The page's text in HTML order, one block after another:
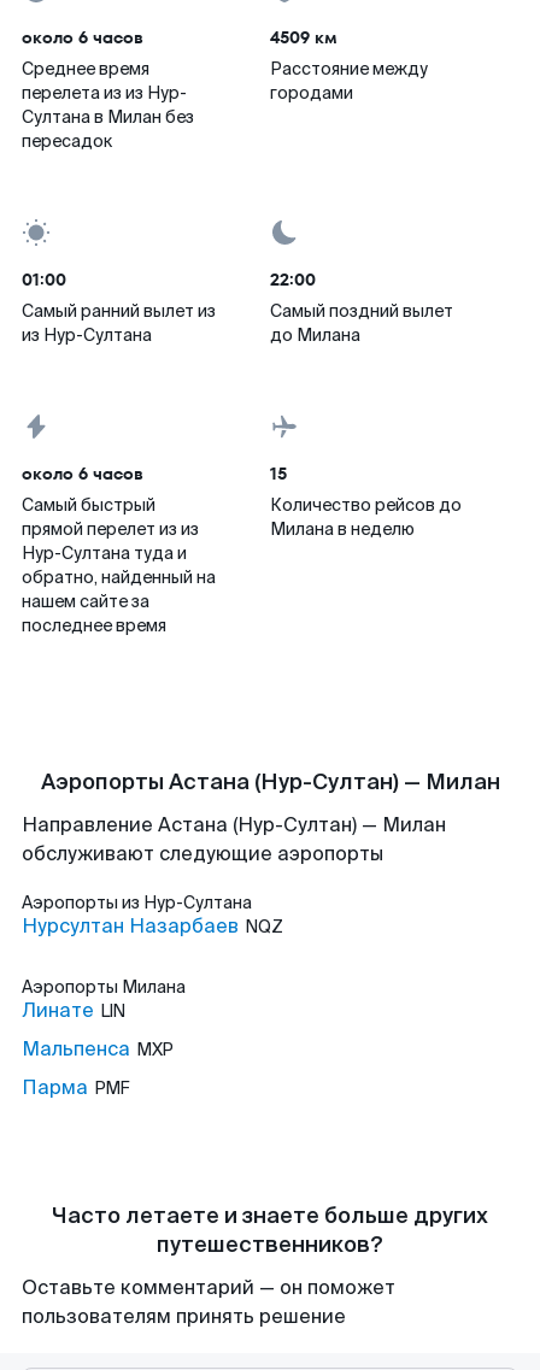
около 6 часов
Среднее время
перелета из из Нур-
Султана в Милан без
пересадок
4509 км
Расстояние между
городами
01:00
Самый ранний вылет из
из Нур-Султана
22:00
Самый поздний вылет
до Милана
около 6 часов
Самый быстрый
прямой перелет из из
Нур-Султана туда и
обратно, найденный на
нашем сайте за
последнее время
15
Количество рейсов до
Милана в неделю
Аэропорты Астана (Нур-Султан) — Милан
Направление Астана (Нур-Султан) — Милан
обслуживают следующие аэропорты
Аэропорты из Нур-Султана
Нурсултан Назарбаев NQZ
Аэропорты Милана
Линате LIN
Мальпенса MXP
Парма PMF
Часто летаете и знаете больше других
путешественников?
Оставьте комментарий — он поможет
пользователям принять решение